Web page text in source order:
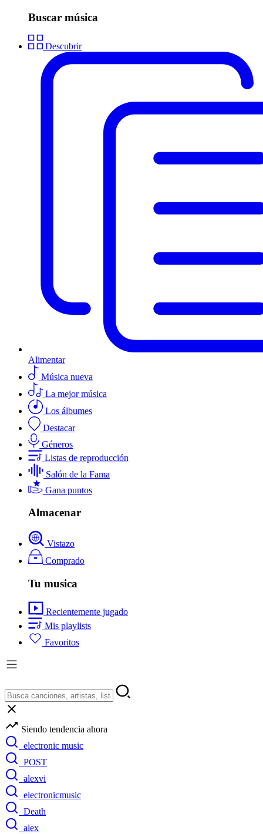
Buscar música
Descubrir
Alimentar
Música nueva
La mejor música
Los álbumes
Destacar
Géneros
Listas de reproducción
Salón de la Fama
Gana puntos
Almacenar
Vistazo
Comprado
Tu musica
Recientemente jugado
Mis playlists
Favoritos
Siendo tendencia ahora
electronic music
POST
alexvi
electronicmusic
Death
alex